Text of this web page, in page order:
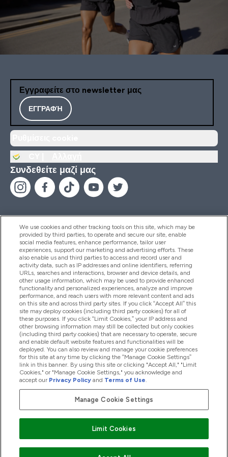
Εγγραφείτε στο newsletter μας
ΕΓΓΡΑΦΉ
Συνδεθείτε μαζί μας
Βοήθεια & Πληροφορίες
Προϊόντα
Εταιρικές Πληροφορίες
Εκπτώσεις & Ανταμοιβές
2026 The Hut.com Ltd
We use cookies and other tracking tools on this site, which may be
provided by third parties, to operate and secure our site, enable
social media features, enhance performance, tailor user
experiences, support our marketing and advertising efforts. These
also enable us and third parties to access and record user and
activity data, such as IP addresses and online identifiers, referring
URLs, searches and interactions, browser and device details, and
other usage information, which may be used to provide enhanced
functionality and personalized experiences, analyze and improve
performance, and reach users with more relevant content and ads
on this site and across third party sites. If you click “Accept All” this
site may deploy cookies (including third party cookies) for all of
these purposes. If you click “Limit Cookies,” your IP address and
other browsing information may still be collected but only cookies
(including third party cookies) that are necessary to operate, secure
and enable default website features and functionalities will be
deployed. You can also review and manage your cookie preferences
for this site at any time by clicking the “Manage Cookie Settings”
link in this banner. By using this site or clicking "Accept All," "Limit
Cookies," or "Manage Cookie Settings," you acknowledge and
accept our Privacy Policy and Terms of Use.
Manage Cookie Settings
Limit Cookies